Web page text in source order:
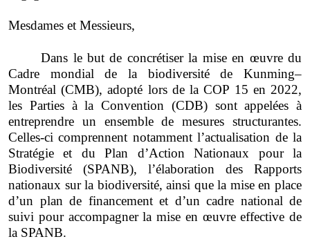
Mesdames et Messieurs,
Dans le but de concrétiser la mise en œuvre du
Cadre mondial de la biodiversité de Kunming–
Montréal (CMB), adopté lors de la COP 15 en 2022,
les Parties à la Convention (CDB) sont appelées à
entreprendre un ensemble de mesures structurantes.
Celles-ci comprennent notamment l’actualisation de la
Stratégie et du Plan d’Action Nationaux pour la
Biodiversité (SPANB), l’élaboration des Rapports
nationaux sur la biodiversité, ainsi que la mise en place
d’un plan de financement et d’un cadre national de
suivi pour accompagner la mise en œuvre effective de
la SPANB.